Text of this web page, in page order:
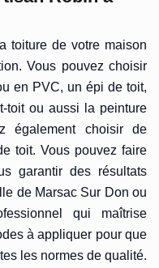
toiture de votre maison
Vous pouvez choisir
en PVC, un épi de toit,
toit ou aussi la peinture
également choisir de
toit. Vous pouvez faire
garantir des résultats
de Marsac Sur Don ou
qui maîtrise
à appliquer pour que
les normes de qualité.